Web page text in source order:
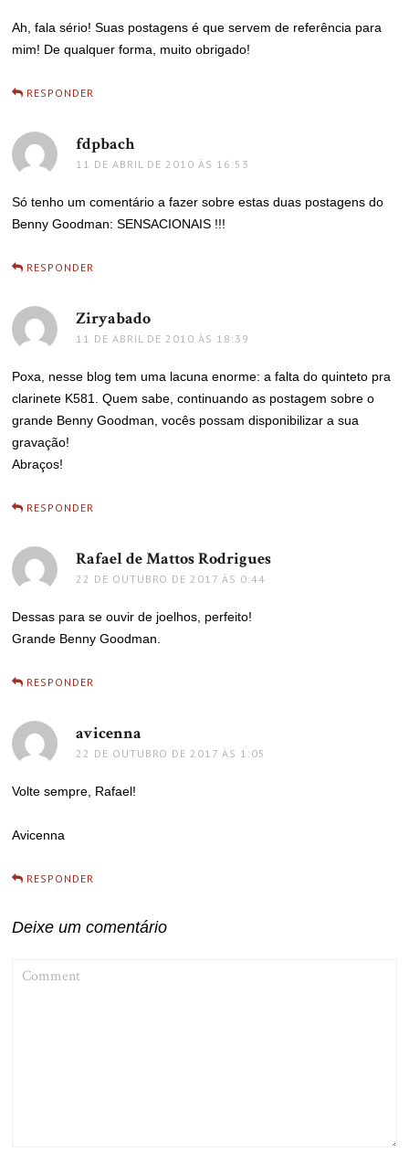
Ah, fala sério! Suas postagens é que servem de referência para
mim! De qualquer forma, muito obrigado!
RESPONDER
fdpbachdisse:
11 DE ABRIL DE 2010 ÀS 16:53
Só tenho um comentário a fazer sobre estas duas postagens do
Benny Goodman: SENSACIONAIS !!!
RESPONDER
Ziryabado
11 DE ABRIL DE 2010 ÀS 18:39
Poxa, nesse blog tem uma lacuna enorme: a falta do quinteto pra
clarinete K581. Quem sabe, continuando as postagem sobre o
grande Benny Goodman, vocês possam disponibilizar a sua
gravação!
Abraços!
RESPONDER
Rafael de Mattos Rodrigues
22 DE OUTUBRO DE 2017 ÀS 0:44
Dessas para se ouvir de joelhos, perfeito!
Grande Benny Goodman.
RESPONDER
avicenna
22 DE OUTUBRO DE 2017 ÀS 1:05
Volte sempre, Rafael!
Avicenna
RESPONDER
Deixe um comentário